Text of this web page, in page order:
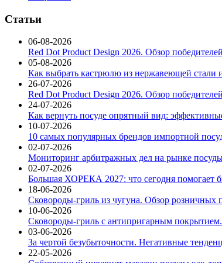
Статьи
06-08-2026
Red Dot Product Design 2026. Обзор
05-08-2026
Как выбрать кастрюлю из нержавеющей стали и
26-07-2026
Red Dot Product Design 2026. Обзор
24-07-2026
Как вернуть посуде опрятный вид:
10-07-2026
10 самых популярных брендов импортной
02-07-2026
Мониторинг арбитражных дел на рынке
02-07-2026
Большая ХОРЕКА 2027: что сегодня помогает
18-06-2026
Сковороды-гриль из чугуна. Обзор розничных
10-06-2026
Сковороды-гриль с антипригарным
03-06-2026
За чертой безубыточности. Негативные
22-05-2026